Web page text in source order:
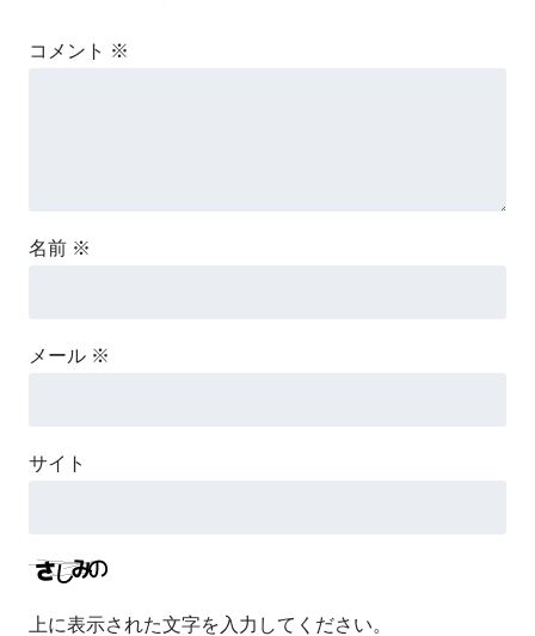
コメント ※
名前 ※
メール ※
サイト
上に表示された文字を入力してください。